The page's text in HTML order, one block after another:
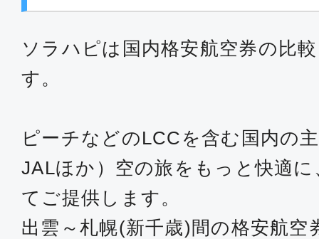
ソラハピは国内格安航空券の比
す。
ピーチなどのLCCを含む国内の
JALほか）空の旅をもっと快適
てご提供します。
出雲～札幌(新千歳)間の格安航空